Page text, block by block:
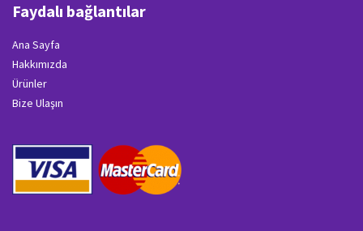
Faydalı bağlantılar
Ana Sayfa
Hakkımızda
Ürünler
Bize Ulaşın